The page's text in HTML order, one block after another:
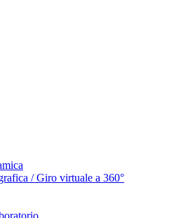
/ Giro virtuale a 360°